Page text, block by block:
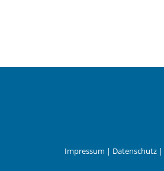
Impressum | Datenschutz |